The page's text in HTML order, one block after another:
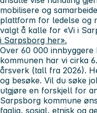
mobilisere og
plattform for ledelse og
valgt å kalle for «Vi i
i Sarpsborg her».
Over 60 000
kommunen har vi cirka
årsverk (tall fra 2026).
og besøke. Vil du søke
utgjøre en forskjell for
Sarpsborg kommune
faglig, sosial, etnisk og